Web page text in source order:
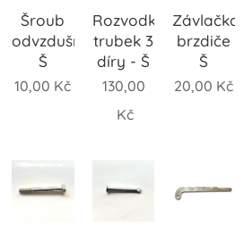
Šroub
odvzdušňovací
Š
10,00 Kč
Rozvodka
trubek 3
díry - Š
130,00
Kč
Závlačka
brzdiče
Š
20,00 Kč